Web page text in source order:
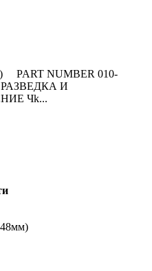
PART NUMBER 010-
И
Чk...